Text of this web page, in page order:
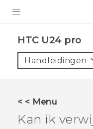
VIVE
HTC U24 pro‎
Handleidingen
< < Menu
Kan ik